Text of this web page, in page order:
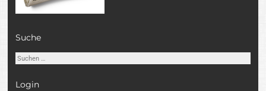
Suche
Suchen
Login